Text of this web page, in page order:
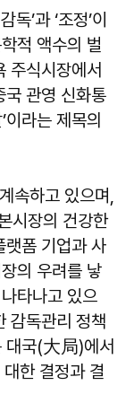
’과 ‘조정’이
적 액수의 벌
주식시장에서
관영 신화통
라는 제목의
속하고 있으며,
시장의 건강한
랫폼 기업과 사
의 우려를 낳
타나고 있으
감독관리 정책
대국(大局)에서
대한 결정과 결